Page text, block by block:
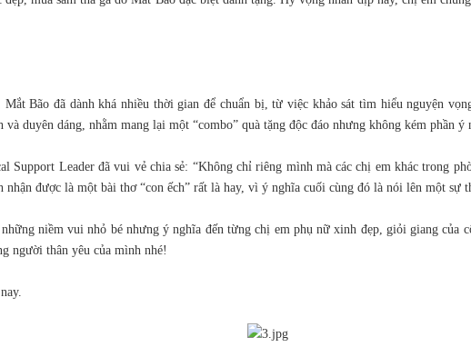
Bão đã dành khá nhiều thời gian để chuẩn bị, từ việc khảo sát tìm hiểu nguyện
duyên dáng, nhằm mang lại một “combo” quà tặng độc đáo nhưng không kém phần ý
Leader đã vui vẻ chia sẻ: “Không chỉ riêng mình mà các chị em khác trong
được là một bài thơ “con ếch” rất là hay, vì ý nghĩa cuối cùng đó là nói lên một sự
niềm vui nhỏ bé nhưng ý nghĩa đến từng chị em phụ nữ xinh đẹp, giỏi giang của
người thân yêu của mình nhé!